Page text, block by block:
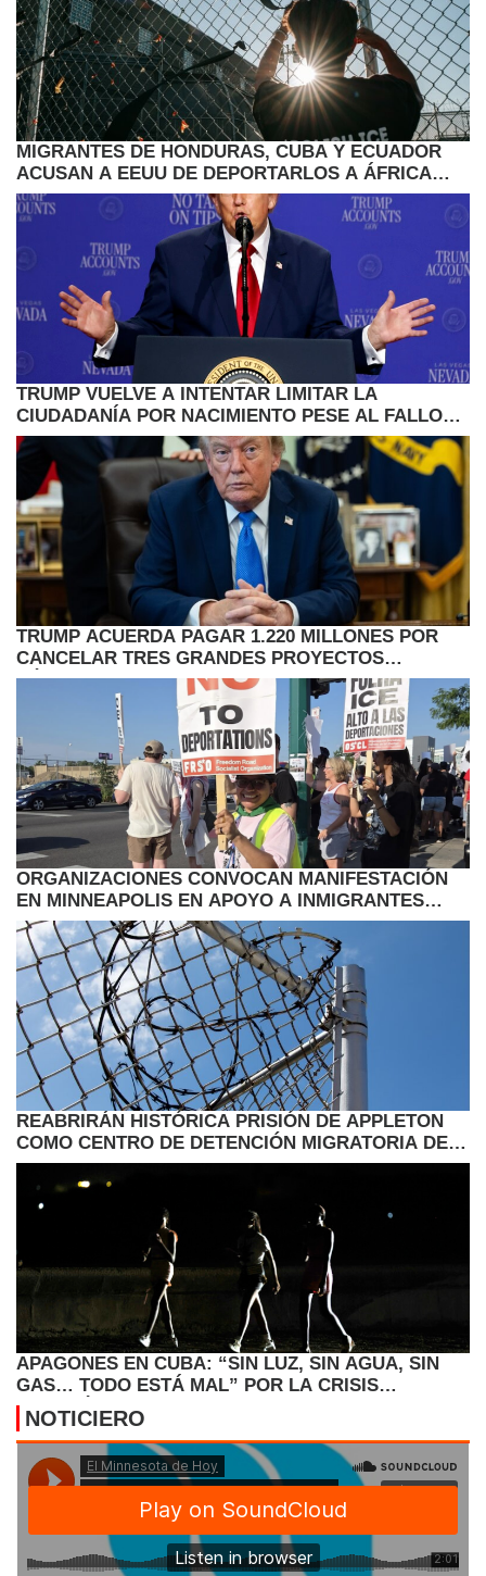
MIGRANTES DE HONDURAS, CUBA Y ECUADOR
ACUSAN A EEUU DE DEPORTARLOS A ÁFRICA
POR SORPRESA
TRUMP VUELVE A INTENTAR LIMITAR LA
CIUDADANÍA POR NACIMIENTO PESE AL FALLO
DEL SUPREMO
TRUMP ACUERDA PAGAR 1.220 MILLONES POR
CANCELAR TRES GRANDES PROYECTOS
EÓLICOS EN EE.UU.
ORGANIZACIONES CONVOCAN MANIFESTACIÓN
EN MINNEAPOLIS EN APOYO A INMIGRANTES
HAITIANOS CON TPS
REABRIRÁN HISTÓRICA PRISIÓN DE APPLETON
COMO CENTRO DE DETENCIÓN MIGRATORIA DEL
ICE
APAGONES EN CUBA: “SIN LUZ, SIN AGUA, SIN
GAS… TODO ESTÁ MAL” POR LA CRISIS
ENERGÉTICA
NOTICIERO